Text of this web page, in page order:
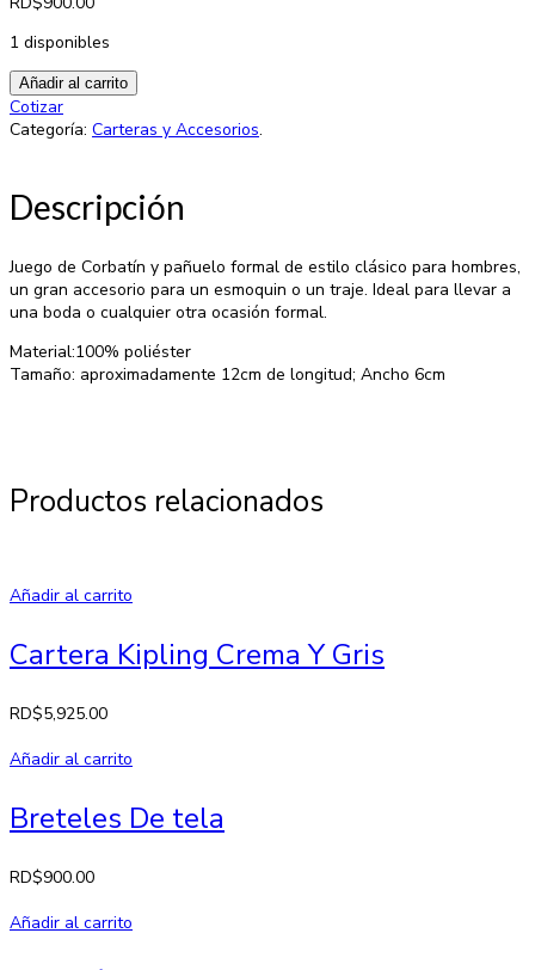
1 disponibles
Añadir al carrito
Cotizar
Categoría: Carteras y Accesorios.
Descripción
Juego de Corbatín y pañuelo formal de estilo clásico para hombres,
un gran accesorio para un esmoquin o un traje. Ideal para llevar a
una boda o cualquier otra ocasión formal.
Material:100% poliéster
Tamaño: aproximadamente 12cm de longitud; Ancho 6cm
Productos relacionados
Añadir al carrito
Cartera Kipling Crema Y Gris
RD$5,925.00
Añadir al carrito
Breteles De tela
RD$900.00
Añadir al carrito